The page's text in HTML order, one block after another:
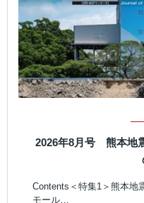
2026年8月号 熊本地
Contents＜特集1＞熊本地
モール…